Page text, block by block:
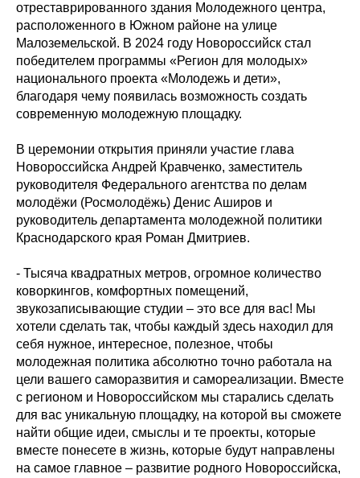
отреставрированного здания Молодежного центра,
расположенного в Южном районе на улице
Малоземельской. В 2024 году Новороссийск стал
победителем программы «Регион для молодых»
национального проекта «Молодежь и дети»,
благодаря чему появилась возможность создать
современную молодежную площадку.
В церемонии открытия приняли участие глава
Новороссийска Андрей Кравченко, заместитель
руководителя Федерального агентства по делам
молодёжи (Росмолодёжь) Денис Аширов и
руководитель департамента молодежной политики
Краснодарского края Роман Дмитриев.
- Тысяча квадратных метров, огромное количество
коворкингов, комфортных помещений,
звукозаписывающие студии – это все для вас! Мы
хотели сделать так, чтобы каждый здесь находил для
себя нужное, интересное, полезное, чтобы
молодежная политика абсолютно точно работала на
цели вашего саморазвития и самореализации. Вместе
с регионом и Новороссийском мы старались сделать
для вас уникальную площадку, на которой вы сможете
найти общие идеи, смыслы и те проекты, которые
вместе понесете в жизнь, которые будут направлены
на самое главное – развитие родного Новороссийска,